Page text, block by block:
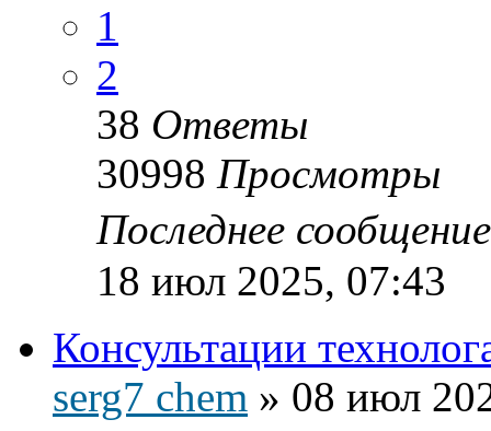
1
2
38 Ответы
30998 Просмотры
Последнее
18 июл 2025, 07:43
Консультации
serg7 chem » 08 июл